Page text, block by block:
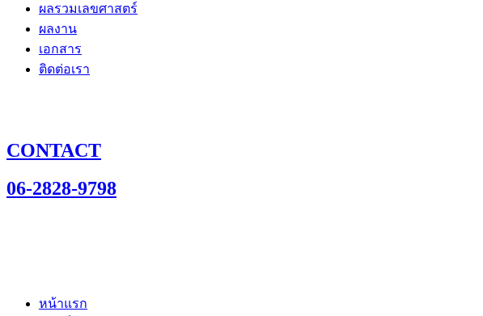
ผลรวมเลขศาสตร์
ผลงาน
เอกสาร
ติดต่อเรา
CONTACT
06-2828-9798
หน้าแรก